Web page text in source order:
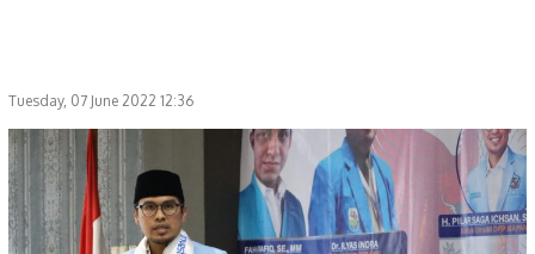
Tuesday, 07 June 2022 12:36